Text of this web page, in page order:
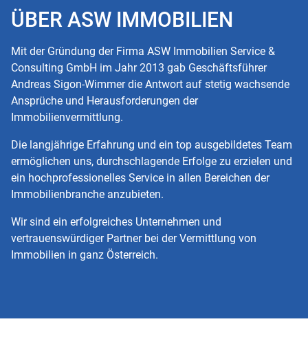
ÜBER ASW IMMOBILIEN
Mit der Gründung der Firma ASW Immobilien Service &
Consulting GmbH im Jahr 2013 gab Geschäftsführer
Andreas Sigon-Wimmer die Antwort auf stetig wachsende
Ansprüche und Herausforderungen der
Immobilienvermittlung.
Die langjährige Erfahrung und ein top ausgebildetes Team
ermöglichen uns, durchschlagende Erfolge zu erzielen und
ein hochprofessionelles Service in allen Bereichen der
Immobilienbranche anzubieten.
Wir sind ein erfolgreiches Unternehmen und
vertrauenswürdiger Partner bei der Vermittlung von
Immobilien in ganz Österreich.